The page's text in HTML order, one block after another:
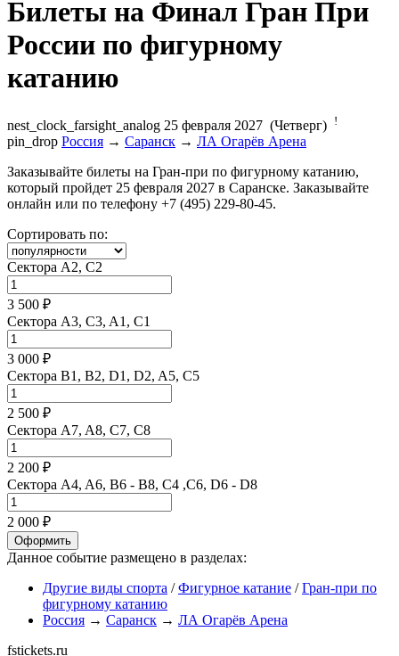
Билеты на Финал Гран При
России по фигурному
катанию
nest_clock_farsight_analog 25 февраля 2027 (Четверг) !
pin_drop Россия → Саранск → ЛА Огарёв Арена
Заказывайте билеты на Гран-при по фигурному катанию,
который пройдет 25 февраля 2027 в Саранске. Заказывайте
онлайн или по телефону +7 (495) 229-80-45.
Сортировать по:
Сектора A2, C2
3 500 ₽
Сектора A3, C3, A1, C1
3 000 ₽
Сектора B1, B2, D1, D2, A5, C5
2 500 ₽
Сектора A7, A8, C7, C8
2 200 ₽
Сектора A4, A6, B6 - B8, C4 ,C6, D6 - D8
2 000 ₽
Оформить
Данное событие размещено в разделах:
Другие виды спорта /Фигурное катание /Гран-при по
фигурному катанию
Россия → Саранск → ЛА Огарёв Арена
fstickets.ru